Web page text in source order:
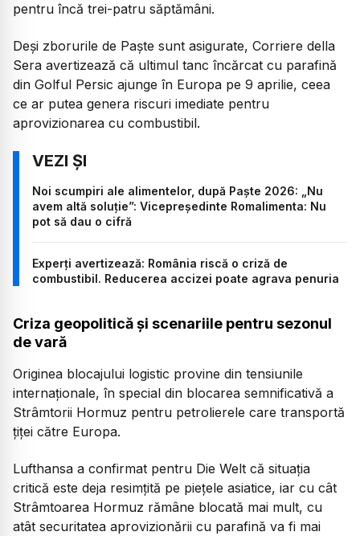
pentru încă trei-patru săptămâni.
Deși zborurile de Paște sunt asigurate, Corriere della
Sera avertizează că ultimul tanc încărcat cu parafină
din Golful Persic ajunge în Europa pe 9 aprilie, ceea
ce ar putea genera riscuri imediate pentru
aprovizionarea cu combustibil.
Noi scumpiri ale alimentelor, după Paște 2026: „Nu
avem altă soluție”: Vicepreședinte Romalimenta: Nu
pot să dau o cifră
Experți avertizează: România riscă o criză de
combustibil. Reducerea accizei poate agrava penuria
Criza geopolitică și scenariile pentru sezonul
de vară
Originea blocajului logistic provine din tensiunile
internaționale, în special din blocarea semnificativă a
Strâmtorii Hormuz pentru petrolierele care transportă
țiței către Europa.
Lufthansa a confirmat pentru Die Welt că situația
critică este deja resimțită pe piețele asiatice, iar cu cât
Strâmtoarea Hormuz rămâne blocată mai mult, cu
atât securitatea aprovizionării cu parafină va fi mai